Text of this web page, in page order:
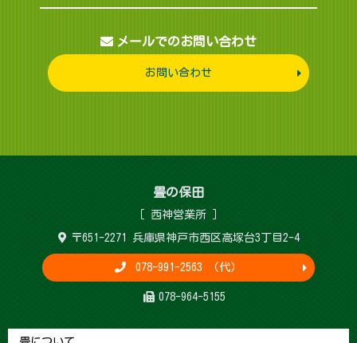
メールでのお問い合わせ
お問い合わせ
畳 の 保 田
［ 西神営 業 所 ］
〒651-2271 兵庫県神戸市西区高塚台3丁目2-4
078-991-2563 （代）
078-964-5155